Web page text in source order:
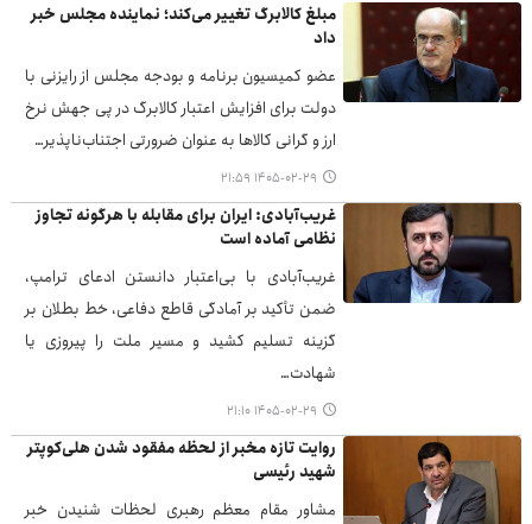
مبلغ کالابرگ تغییر می‌کند؛ نماینده مجلس خبر
داد
عضو کمیسیون برنامه و بودجه مجلس از رایزنی با
دولت برای افزایش اعتبار کالابرگ در پی جهش نرخ
ارز و گرانی کالاها به عنوان ضرورتی اجتناب‌ناپذیر…
۱۴۰۵-۰۲-۲۹ ۲۱:۵۹
غریب‌آبادی: ایران برای مقابله با هرگونه تجاوز
نظامی آماده است
غریب‌آبادی با بی‌اعتبار دانستن ادعای ترامپ،
ضمن تأکید بر آمادگی قاطع دفاعی، خط بطلان بر
گزینه تسلیم کشید و مسیر ملت را پیروزی یا
شهادت…
۱۴۰۵-۰۲-۲۹ ۲۱:۱۰
روایت تازه مخبر از لحظه مفقود شدن هلی‌کوپتر
شهید رئیسی
مشاور مقام معظم رهبری لحظات شنیدن خبر